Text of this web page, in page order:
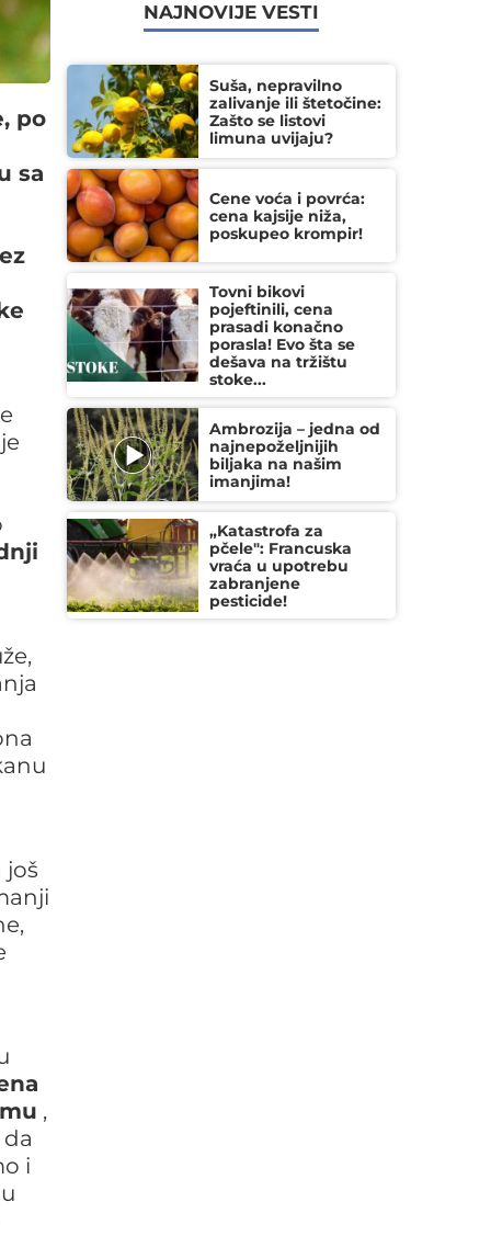
po
sa
još
,
i
NAJNOVIJE VESTI
Suša, nepravilno
zalivanje ili štetočine:
Zašto se listovi
limuna uvijaju?
Cene voća i povrća:
cena kajsije niža,
poskupeo krompir!
Tovni bikovi
pojeftinili, cena
prasadi konačno
porasla! Evo šta se
dešava na tržištu
stoke...
Ambrozija – jedna od
najnepoželjnijih
biljaka na našim
imanjima!
„Katastrofa za
pčele": Francuska
vraća u upotrebu
zabranjene
pesticide!